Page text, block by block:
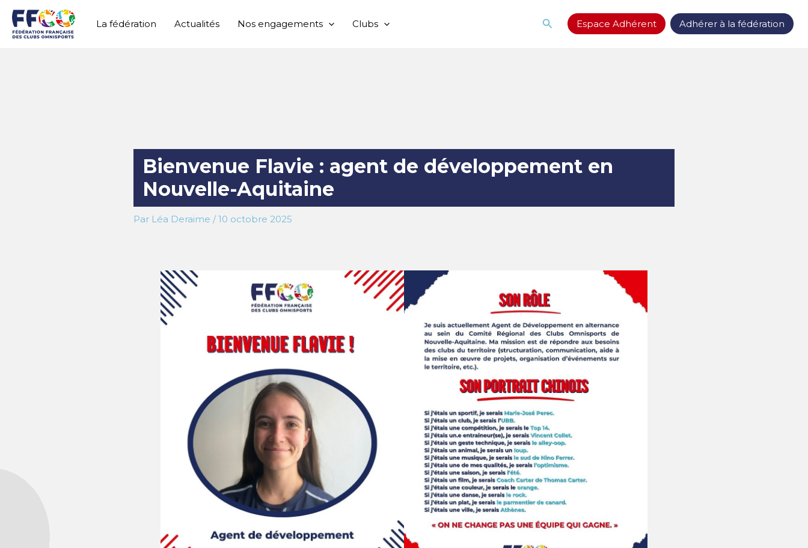
contenu
La fédération Actualités Nos engagements Clubs RechercherEspace Adhérent Adhérer à la fédération
Bienvenue Flavie : agent de développement en
Nouvelle-Aquitaine
Par Léa Deraime /10 octobre 2025